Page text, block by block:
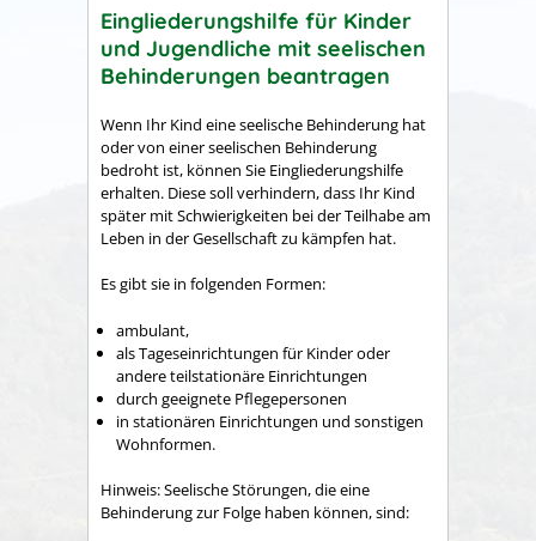
Eingliederungshilfe für Kinder
und Jugendliche mit seelischen
Behinderungen beantragen
Wenn Ihr Kind eine seelische Behinderung hat
oder von einer seelischen Behinderung
bedroht ist, können Sie Eingliederungshilfe
erhalten. Diese soll verhindern, dass Ihr Kind
später mit Schwierigkeiten bei der Teilhabe am
Leben in der Gesellschaft zu kämpfen hat.
Es gibt sie in folgenden Formen:
ambulant,
als Tageseinrichtungen für Kinder oder
andere teilstationäre Einrichtungen
durch geeignete Pflegepersonen
in stationären Einrichtungen und sonstigen
Wohnformen.
Hinweis:Seelische Störungen, die eine
Behinderungzur Folge haben können,sind: